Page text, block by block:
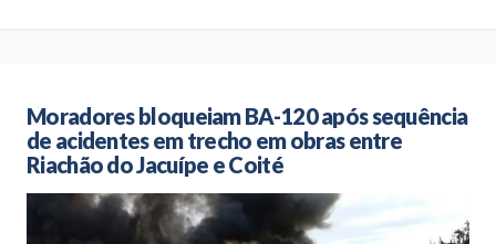
Moradores bloqueiam BA-120 após sequência
de acidentes em trecho em obras entre
Riachão do Jacuípe e Coité